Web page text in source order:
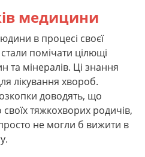
медицини
в процесі своєї
помічати цілющі
та мінералів. Ці знання
лікування хвороб.
доводять, що
тяжкохворих родичів,
не могли б вижити в